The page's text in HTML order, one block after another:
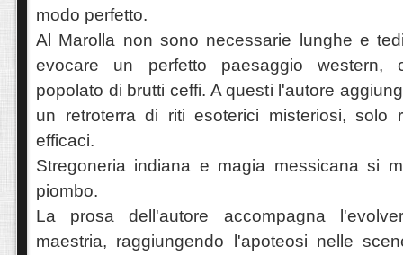
modo perfetto.
Al Marolla non sono necessarie lunghe e
evocare un perfetto paesaggio western,
popolato di brutti ceffi. A questi l'autore
un retroterra di riti esoterici misteriosi, solo
efficaci.
Stregoneria indiana e magia messicana si
piombo.
La prosa dell'autore accompagna
maestria, raggiungendo l'apoteosi nelle